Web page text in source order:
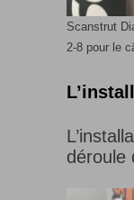
Scanstrut
2-8 pour le
déroule